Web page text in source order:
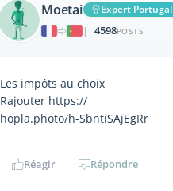
Moetai
Expert Portugal
|
4598POSTS
Les impôts au choix
Rajouter https://
hopla.photo/h-SbntiSAjEgRr
Réagir Répondre